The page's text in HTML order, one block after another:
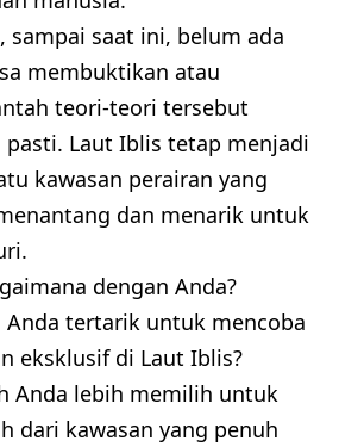
sampai saat ini, belum ada
membuktikan atau
teori-teori tersebut
pasti. Laut Iblis tetap menjadi
kawasan perairan yang
dan menarik untuk
dengan Anda?
Anda tertarik untuk mencoba
eksklusif di Laut Iblis?
Anda lebih memilih untuk
dari kawasan yang penuh